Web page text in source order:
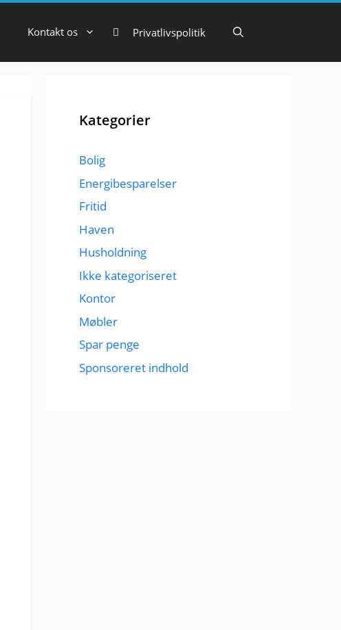
Kontakt os Privatlivspolitik
Kategorier
Bolig
Energibesparelser
Fritid
Haven
Husholdning
Ikke kategoriseret
Kontor
Møbler
Spar penge
Sponsoreret indhold